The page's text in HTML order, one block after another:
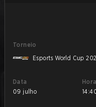
Torneio
Esports World Cup
Data
09 julho